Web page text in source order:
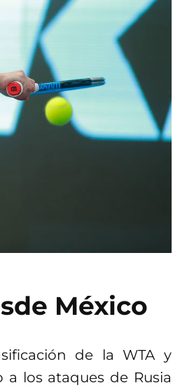
México
de la WTA y
los ataques de Rusia